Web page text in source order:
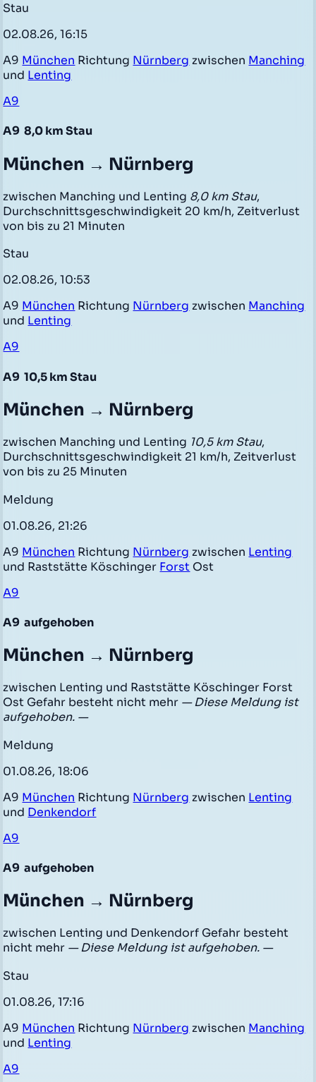
Stau
02.08.26, 16:15
A9 München Richtung Nürnberg zwischen Manching
und Lenting
A9
A9 8,0 km Stau
München → Nürnberg
zwischen Manching und Lenting 8,0 km Stau,
Durchschnittsgeschwindigkeit 20 km/h, Zeitverlust
von bis zu 21 Minuten
Stau
02.08.26, 10:53
A9 München Richtung Nürnberg zwischen Manching
und Lenting
A9
A9 10,5 km Stau
München → Nürnberg
zwischen Manching und Lenting 10,5 km Stau,
Durchschnittsgeschwindigkeit 21 km/h, Zeitverlust
von bis zu 25 Minuten
Meldung
01.08.26, 21:26
A9 München Richtung Nürnberg zwischen Lenting
und Raststätte Köschinger Forst Ost
A9
A9 aufgehoben
München → Nürnberg
zwischen Lenting und Raststätte Köschinger Forst
Ost Gefahr besteht nicht mehr — Diese Meldung ist
aufgehoben. —
Meldung
01.08.26, 18:06
A9 München Richtung Nürnberg zwischen Lenting
und Denkendorf
A9
A9 aufgehoben
München → Nürnberg
zwischen Lenting und Denkendorf Gefahr besteht
nicht mehr — Diese Meldung ist aufgehoben. —
Stau
01.08.26, 17:16
A9 München Richtung Nürnberg zwischen Manching
und Lenting
A9